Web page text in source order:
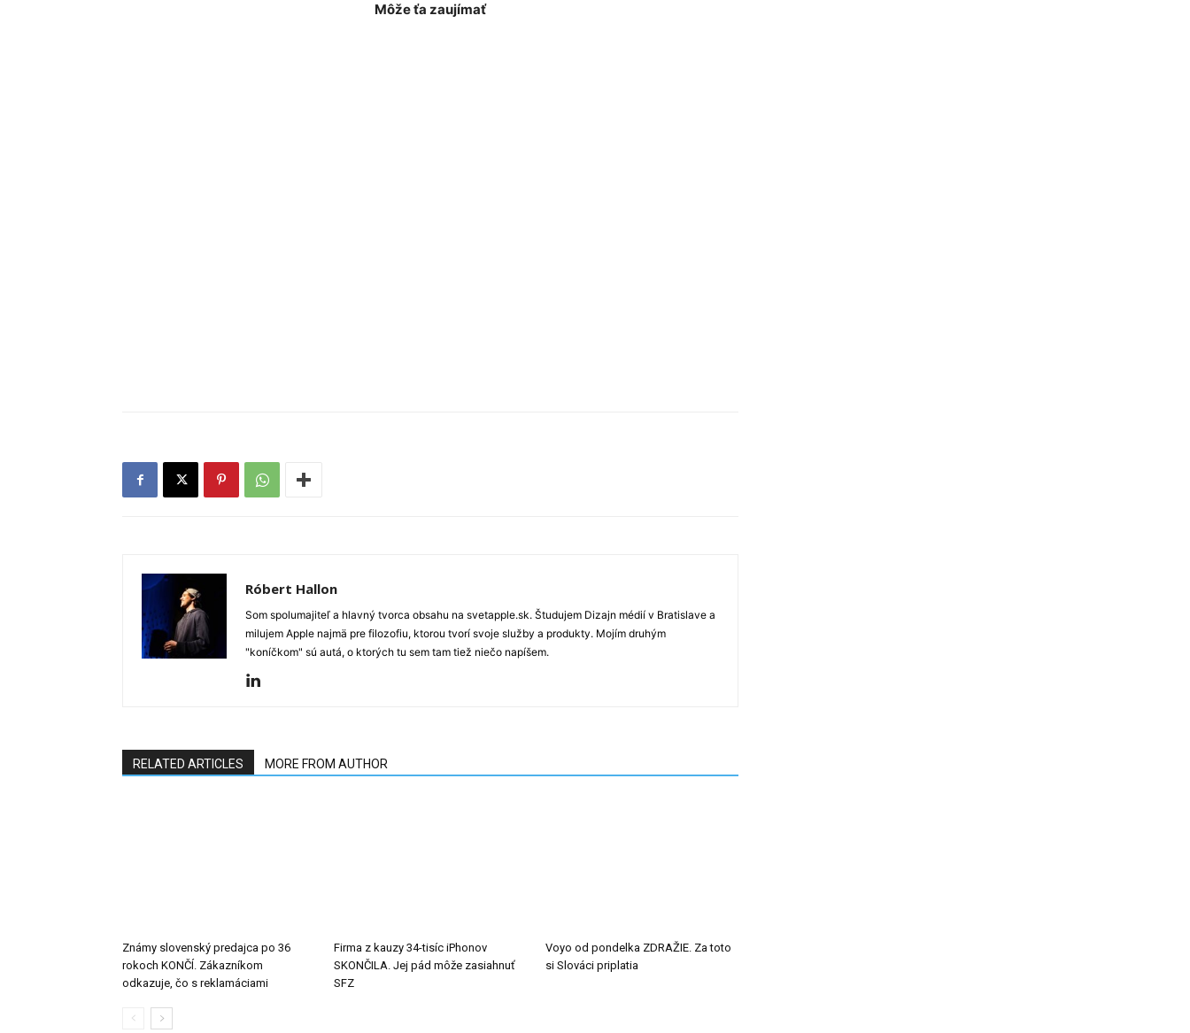
Môže ťa zaujímať
Róbert Hallon
Som spolumajiteľ a hlavný tvorca obsahu na svetapple.sk. Študujem Dizajn médií v Bratislave a
milujem Apple najmä pre filozofiu, ktorou tvorí svoje služby a produkty. Mojím druhým
"koníčkom" sú autá, o ktorých tu sem tam tiež niečo napíšem.
RELATED ARTICLES MORE FROM AUTHOR
Známy slovenský predajca po 36
rokoch KONČÍ. Zákazníkom
odkazuje, čo s reklamáciami
Firma z kauzy 34-tisíc iPhonov
SKONČILA. Jej pád môže zasiahnuť
SFZ
Voyo od pondelka ZDRAŽIE. Za toto
si Slováci priplatia